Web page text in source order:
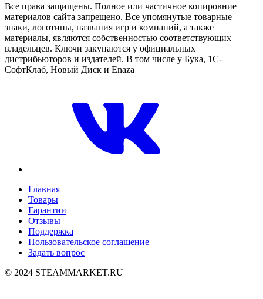
Все права защищены. Полное или частичное копировние
материалов сайта запрещено. Все упомянутые товарные
знаки, логотипы, названия игр и компаний, а также
материалы, являются собственностью соответствующих
владельцев. Ключи закупаются у официальных
дистрибьюторов и издателей. В том числе у Бука, 1С-
СофтКлаб, Новый Диск и Enaza
Главная
Товары
Гарантии
Отзывы
Поддержка
Пользовательское соглашение
Задать вопрос
© 2024 STEAMMARKET.RU